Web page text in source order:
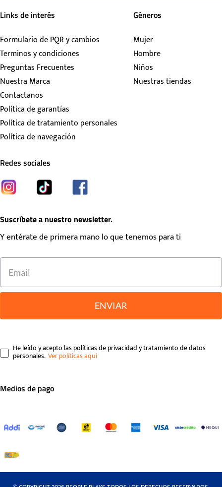
Links de interés
Formulario de PQR y cambios
Terminos y condiciones
Preguntas Frecuentes
Nuestra Marca
Contactanos
Política de garantías
Política de tratamiento personales
Política de navegación
Géneros
Mujer
Hombre
Niños
Nuestras tiendas
Redes sociales
Suscríbete a nuestro newsletter.
Y entérate de primera mano lo que tenemos para ti
ENVIAR
He leído y acepto las políticas de privacidad y tratamiento de datos
personales.
Medios de pago